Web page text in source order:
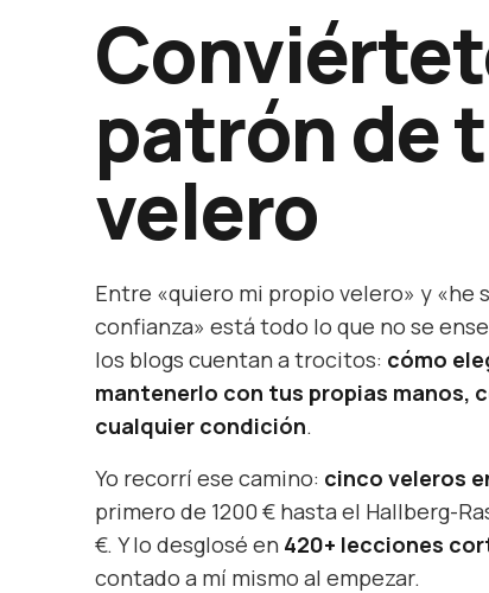
patrón de
velero
Entre «quiero mi propio velero» y «he
confianza» está todo lo que no se
los blogs cuentan a trocitos: cómo
mantenerlo con tus propias manos,
cualquier condición.
Yo recorrí ese camino: cinco veleros
primero de 1200 € hasta el Hallberg-
€. Y lo desglosé en 420+ lecciones
contado a mí mismo al empezar.